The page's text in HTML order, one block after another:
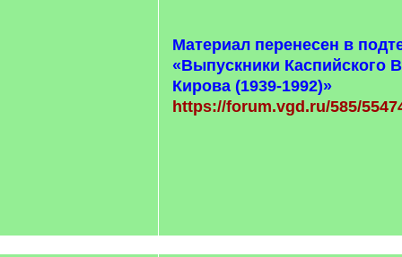
Материал перенесен в
«Выпускники
Кирова (1939-1992)»
https://forum.vgd.ru/585/